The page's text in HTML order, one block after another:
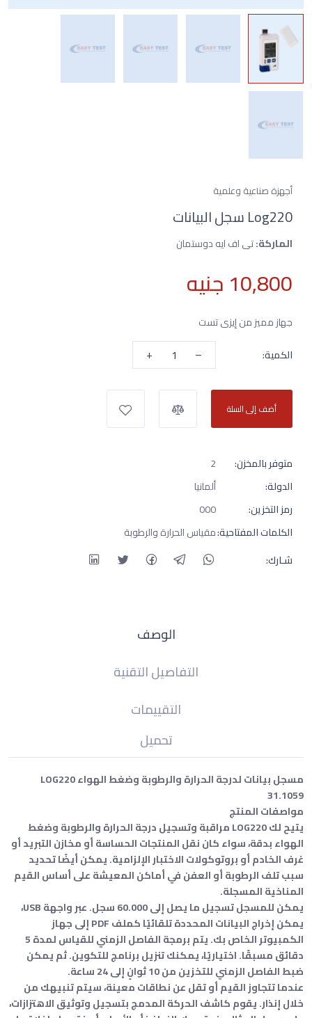
أجهزة صناعية وعلمية
Log220 سجل البيانات
الماركة:تى اف ايه دوستمان
10,800 جنيه
جهاز مميز من إيزى تست
الكمية:
–
+
أضف إلى السلة
متوفر بالمخزن:
2
الدولة:
ألمانيا
رمز التخزين:
000
الكلمات المفتاحية:مقياس الحرارة والرطوبة
شـارك:
الوصف
التفاصيل التقنية
التقييمات
تحميل
مسجل بيانات لدرجة الحرارة والرطوبة وضغط الهواء LOG220
31.1059
مواصفات المنتج
يتيح لك LOG220 مراقبة وتسجيل درجة الحرارة والرطوبة وضغط
الهواء بدقة، سواء كان نقل المنتجات الحساسة أو مخازن التبريد أو
غرف الخادم أو بروتوكولات الاختبار الإلزامية. يمكن أيضًا تحديد
سبب تلف الرطوبة أو العفن في أماكن المعيشة على أساس القيم
المناخية المسجلة.
يمكن للمسجل تسجيل ما يصل إلى 60.000 سجل. عبر واجهة USB،
يمكن إخراج البيانات المحددة تلقائيًا كملف PDF إلى جهاز
الكمبيوتر الخاص بك. يتم برمجة الفاصل الزمني للقياس لمدة 5
دقائق مسبقًا. اختياريًا، يمكنك تنزيل برنامج للتكوين. ثم يمكن
ضبط الفاصل الزمني للتخزين من 10 ثوانٍ إلى 24 ساعة.
عندما تتجاوز القيم أو تقل عن نطاقات معينة، سيتم تنبيهك من
خلال إنذار. يقوم كاشف الحركة المدمج بتسجيل وتوثيق الاهتزازات،